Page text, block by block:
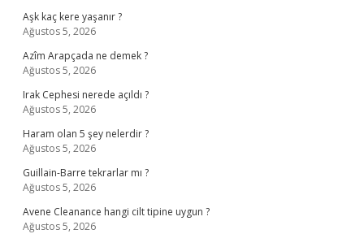
Aşk kaç kere yaşanır ?
Ağustos 5, 2026
Azîm Arapçada ne demek ?
Ağustos 5, 2026
Irak Cephesi nerede açıldı ?
Ağustos 5, 2026
Haram olan 5 şey nelerdir ?
Ağustos 5, 2026
Guillain-Barre tekrarlar mı ?
Ağustos 5, 2026
Avene Cleanance hangi cilt tipine uygun ?
Ağustos 5, 2026